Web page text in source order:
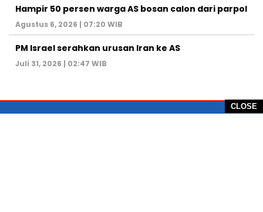
CLOSE
Hampir 50 persen warga AS bosan calon dari parpol
Agustus 6, 2026 | 07:20 WIB
PM Israel serahkan urusan Iran ke AS
Juli 31, 2026 | 02:47 WIB